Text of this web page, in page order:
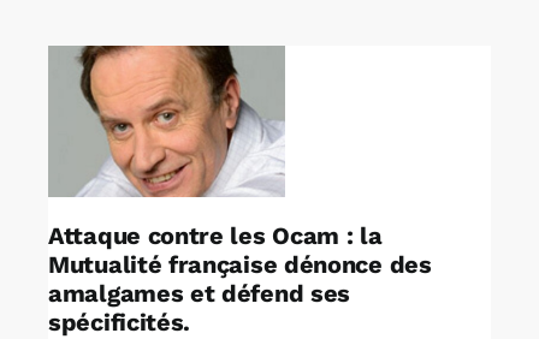
Rechercher:
Annonces emploi
Attaque contre les Ocam : la
Mutualité française dénonce des
amalgames et défend ses
spécificités.